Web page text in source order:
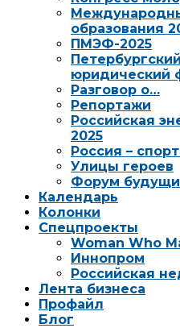
образования
ПМЭФ-2025
юридический
Разговор о…
Репортажи
Российская
2025
Россия –
Улицы героев
Форум
Календарь
Колонки
Спецпроекты
Woman Who
Иннопром
Российская
Лента бизнеса
Профайл
Блог